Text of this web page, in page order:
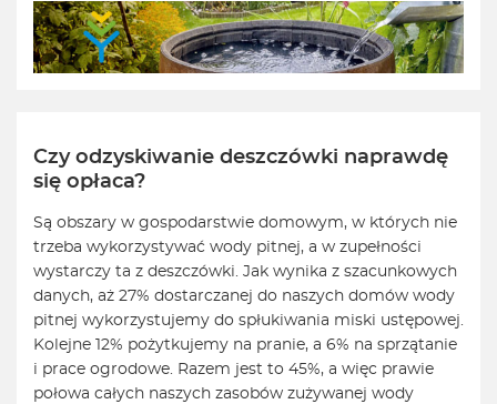
Czy odzyskiwanie deszczówki naprawdę
się opłaca?
Są obszary w gospodarstwie domowym, w których nie
trzeba wykorzystywać wody pitnej, a w zupełności
wystarczy ta z deszczówki. Jak wynika z szacunkowych
danych, aż 27% dostarczanej do naszych domów wody
pitnej wykorzystujemy do spłukiwania miski ustępowej.
Kolejne 12% pożytkujemy na pranie, a 6% na sprzątanie
i prace ogrodowe. Razem jest to 45%, a więc prawie
połowa całych naszych zasobów zużywanej wody